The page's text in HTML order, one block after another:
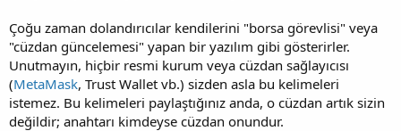
Çoğu zaman dolandırıcılar kendilerini "borsa görevlisi" veya
"cüzdan güncelemesi" yapan bir yazılım gibi gösterirler.
Unutmayın, hiçbir resmi kurum veya cüzdan sağlayıcısı
(MetaMask, Trust Wallet vb.) sizden asla bu kelimeleri
istemez. Bu kelimeleri paylaştığınız anda, o cüzdan artık sizin
değildir; anahtarı kimdeyse cüzdan onundur.